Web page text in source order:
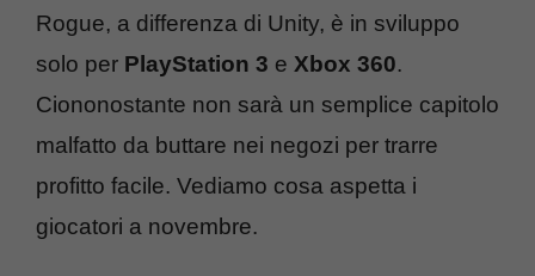
Rogue, a differenza di Unity, è in sviluppo
solo per PlayStation 3 e Xbox 360.
Ciononostante non sarà un semplice capitolo
malfatto da buttare nei negozi per trarre
profitto facile. Vediamo cosa aspetta i
giocatori a novembre.